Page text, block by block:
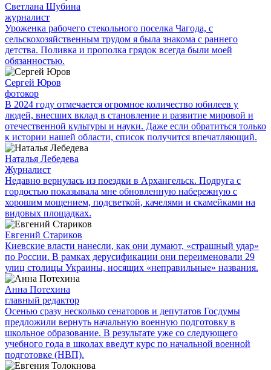
Светлана Шубина
журналист
Уроженка рабочего стекольного поселка Чагода, с
сельскохозяйственным трудом я была знакома с раннего
детства. Поливка и прополка грядок всегда были моей
обязанностью.
Сергей Юров
фотокор
В 2024 году отмечается огромное количество юбилеев у
людей, внесших вклад в становление и развитие мировой и
отечественной культуры и науки. Даже если обратиться только
к истории нашей области, список получится впечатляющий.
Наталья Лебедева
Журналист
Недавно вернулась из поездки в Архангельск. Подруга с
гордостью показывала мне обновленную набережную с
хорошим мощением, подсветкой, качелями и скамейками на
видовых площадках.
Евгений Стариков
Киевские власти нанесли, как они думают, «страшный удар»
по России. В рамках дерусификации они переименовали 29
улиц столицы Украины, носящих «неправильные» названия.
Анна Потехина
главный редактор
Осенью сразу несколько сенаторов и депутатов Госдумы
предложили вернуть начальную военную подготовку в
школьное образование. В результате уже со следующего
учебного года в школах введут курс по начальной военной
подготовке (НВП).